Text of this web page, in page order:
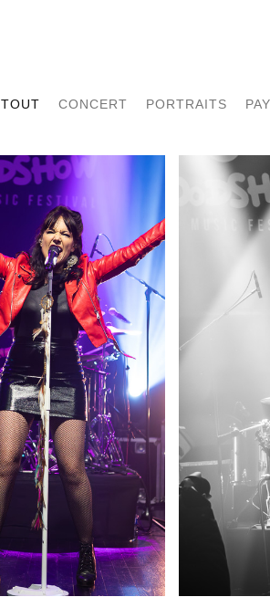
TOUT CONCERT PORTRAITS